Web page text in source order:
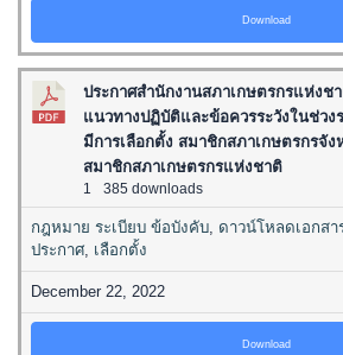
Download
ประกาศสำนักงานสภาเกษตรกรแห่งช
แนวทางปฏิบัติและข้อควรระวังในช่วง
มีการเลือกตั้ง สมาชิกสภาเกษตรกรจัง
สมาชิกสภาเกษตรกรแห่งชาติ
1 385 downloads
กฎหมาย ระเบียบ ข้อบังคับ, ดาวน์โหลดเอกสา
ประกาศ, เลือกตั้ง
December 22, 2022
Download